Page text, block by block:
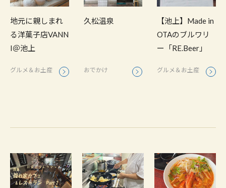
地元に親しまれ
る洋菓子店VANN
I＠池上
グルメ＆お土産
久松温泉
おでかけ
【池上】Made in
OTAのブルワリ
ー「RE.Beer」
グルメ＆お土産